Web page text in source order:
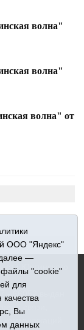
волна"
волна"
волна" от
Юргинского
66052 выдан
связи,
ООО "Яндекс"
—
файлы "cookie"
для
Вы
данных